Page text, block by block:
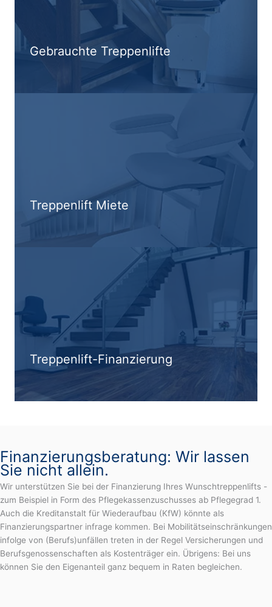
Gebrauchte Treppenlifte
Treppenlift Miete
Treppenlift-Finanzierung
Finanzierungsberatung: Wir lassen
Sie nicht allein.
Wir unterstützen Sie bei der Finanzierung Ihres Wunschtreppenlifts -
zum Beispiel in Form des Pflegekassenzuschusses ab Pflegegrad 1.
Auch die Kreditanstalt für Wiederaufbau (KfW) könnte als
Finanzierungspartner infrage kommen. Bei Mobilitätseinschränkungen
infolge von (Berufs)unfällen treten in der Regel Versicherungen und
Berufsgenossenschaften als Kostenträger ein. Übrigens: Bei uns
können Sie den Eigenanteil ganz bequem in Raten begleichen.